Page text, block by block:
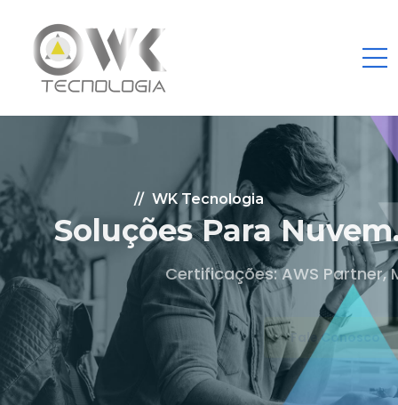
WK Tecnologia
Soluções Para Nuvem.
Certificações: AWS Partner, Microsoft Gold
Fale Conosco